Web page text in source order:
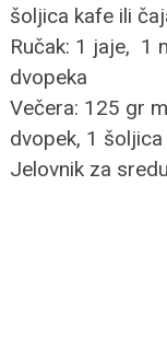
šoljica kafe ili
Ručak: 1 jaje, 1
dvopeka
Večera: 125 gr
dvopek, 1
Jelovnik za